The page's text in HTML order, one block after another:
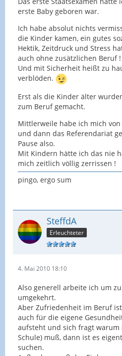
erste Baby geboren war.
Ich habe absolut nichts
die Kinder kamen, ein gutes
Hektik, Zeitdruck und Stress
auch ohne zusätzlichen Beruf !
Und mit Sicherheit heißt zu
verblöden.
Erst als die Kinder älter
zum Beruf gemacht.
Mittlerweile habe ich mich
und dann das Referendariat
Pause also.
Mit Kindern hätte ich das nie
mich zeitlich völlig zerrissen !
pingo, ergo sum
SteffdA
Erleuchteter
4. Mai 2010 18:10
Also generell arbeite ich um
umgekehrt.
Aber Zufriedenheit im Beruf
auch für die eigene
aufsteht und sich fragt warum
Schule) muß, dann ist es
suchen.